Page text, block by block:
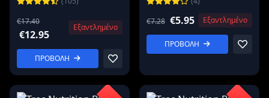
€17.40
€12.95
Εξαντλημένο
ΠΡΟΒΟΛΗ
€7.28 €5.95 Εξαντλημένο
ΠΡΟΒΟΛΗ